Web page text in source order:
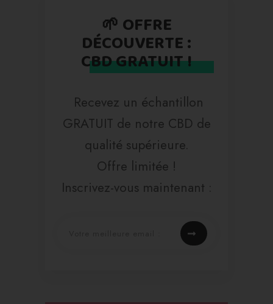
🌱 OFFRE
DÉCOUVERTE :
CBD GRATUIT !
Recevez un échantillon
GRATUIT de notre CBD de
qualité supérieure.
Offre limitée !
Inscrivez-vous maintenant :